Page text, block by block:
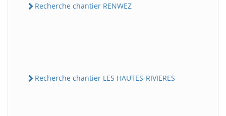
Recherche chantier RENWEZ
Recherche chantier LES HAUTES-RIVIERES